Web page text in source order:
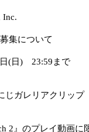
Inc.
集について
日(日) 23:59まで
ガレリアクリッ
2』のプレイ動画に